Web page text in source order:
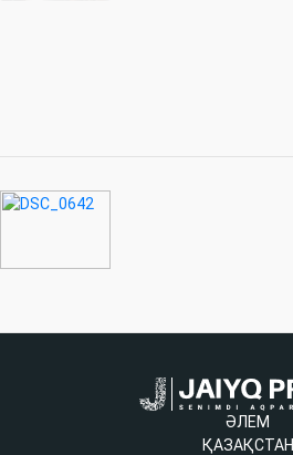
ӘЛЕМ
ҚАЗАҚСТАН